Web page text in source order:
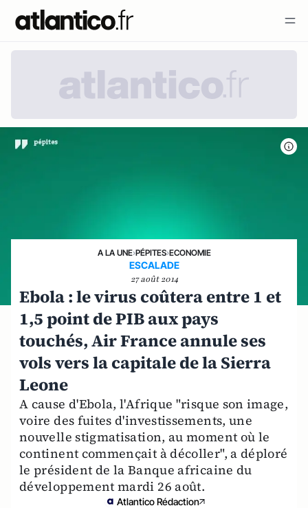
A LA UNE›PÉPITES›ECONOMIE
ESCALADE
27 août 2014
Ebola : le virus coûtera entre 1 et
1,5 point de PIB aux pays
touchés, Air France annule ses
vols vers la capitale de la Sierra
Leone
A cause d'Ebola, l'Afrique "risque son image,
voire des fuites d'investissements, une
nouvelle stigmatisation, au moment où le
continent commençait à décoller", a déploré
le président de la Banque africaine du
développement mardi 26 août.
Atlantico Rédaction